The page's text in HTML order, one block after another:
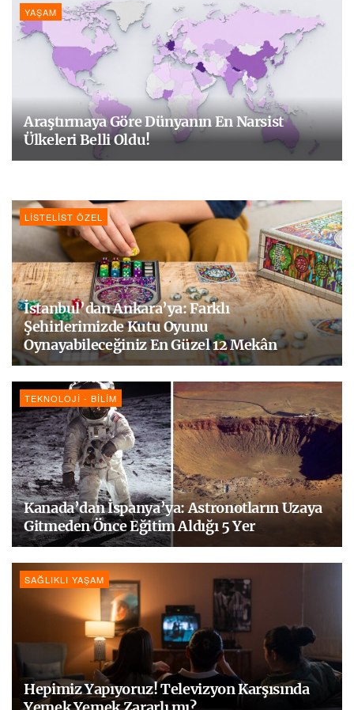
YAŞAM
Araştırmaya Göre Dünyanın En Narsist
Ülkeleri Belli Oldu!
LISTELIST ÖZEL
İstanbul’dan Ankara’ya: Farklı
Şehirlerimizde Kutu Oyunu
Oynayabileceğiniz En Güzel 12 Mekân
TEKNOLOJI - BILIM
Kanada’dan İspanya’ya: Astronotların Uzaya
Gitmeden Önce Eğitim Aldığı 5 Yer
SAĞLIKLI YAŞAM
Hepimiz Yapıyoruz! Televizyon Karşısında